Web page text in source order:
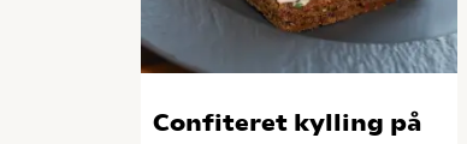
Confiteret kylling på